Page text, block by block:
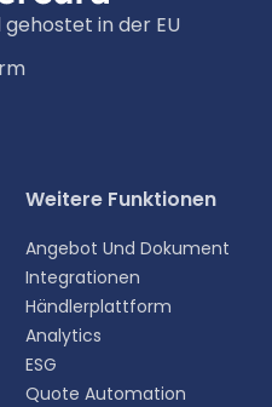
in der EU
Weitere Funktionen
Angebot Und Dokument
Integrationen
Händlerplattform
Analytics
ESG
Quote Automation